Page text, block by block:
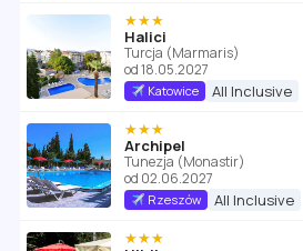
★★★
Halici
Turcja (Marmaris)
od 18.05.2027
Katowice All Inclusive
★★★
Archipel
Tunezja (Monastir)
od 02.06.2027
Rzeszów All Inclusive
★★★